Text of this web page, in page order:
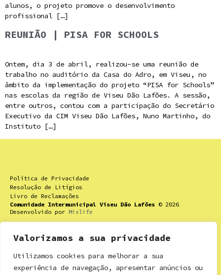
Valorizamos a sua privacidade
Utilizamos cookies para melhorar a sua
experiência de navegação, apresentar anúncios ou
alunos, o projeto promove o desenvolvimento
profissional […]
REUNIÃO | PISA FOR SCHOOLS
Ontem, dia 3 de abril, realizou-se uma reunião de
trabalho no auditório da Casa do Adro, em Viseu, no
âmbito da implementação do projeto “PISA for Schools”
nas escolas da região de Viseu Dão Lafões. A sessão,
entre outros, contou com a participação do Secretário
Executivo da CIM Viseu Dão Lafões, Nuno Martinho, do
Instituto […]
Política de Privacidade
Resolução de Litígios
Livro de Reclamações
Comunidade Intermunicipal Viseu Dão Lafões © 2026
Desenvolvido por Mixlife
Contactos
Rua Dr. Ricardo Mota nº 16,